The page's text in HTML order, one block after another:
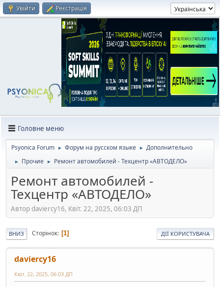
Увійти Реєстрація
Головне меню
Psyonica Forum ► Форум на русском языке ► Дополнительно
► Прочие ► Ремонт автомобилей - Техцентр «АВТОДЕЛО»
Ремонт автомобилей -
Техцентр «АВТОДЕЛО»
Автор daviercy16, Квіт. 22, 2025, 06:03 ДП
ВНИЗ Сторінок 1 ДІЇ КОРИСТУВАЧА
daviercy16
Квіт. 22, 2025, 06:03 ДП